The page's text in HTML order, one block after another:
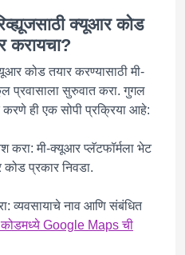
क्यूआर कोड
करायचा?
कोड तयार करण्यासाठी मी-
प्रवासाला सुरुवात करा. गुगल
करणे ही एक सोपी प्रक्रिया आहे:
कोड प्रकार निवडा.
Google Maps ची